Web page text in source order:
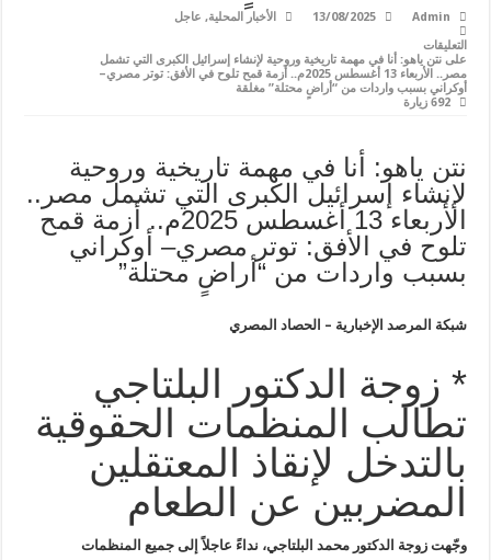
Admin
13/08/2025 الأخبار المحلية, عاجل
التعليقات
على نتن ياهو: أنا في مهمة تاريخية وروحية لإنشاء إسرائيل الكبرى التي تشمل
مصر.. الأربعاء 13 أغسطس 2025م.. أزمة قمح تلوح في الأفق: توتر مصري–
أوكراني بسبب واردات من “أراضٍ محتلة” مغلقة
692 زيارة
نتن ياهو: أنا في مهمة تاريخية وروحية
لإنشاء إسرائيل الكبرى التي تشمل مصر..
الأربعاء 13 أغسطس 2025م.. أزمة قمح
تلوح في الأفق: توتر مصري– أوكراني
بسبب واردات من “أراضٍ محتلة”
شبكة المرصد الإخبارية – الحصاد المصري
* زوجة الدكتور البلتاجي
تطالب المنظمات الحقوقية
بالتدخل لإنقاذ المعتقلين
المضربين عن الطعام
وجّهت زوجة الدكتور محمد البلتاجي، نداءً عاجلاً إلى جميع المنظمات